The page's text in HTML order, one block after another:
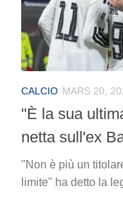
CALCIO MARS 20,
"È la sua
netta sull'ex
"Non è più un
limite" ha detto la